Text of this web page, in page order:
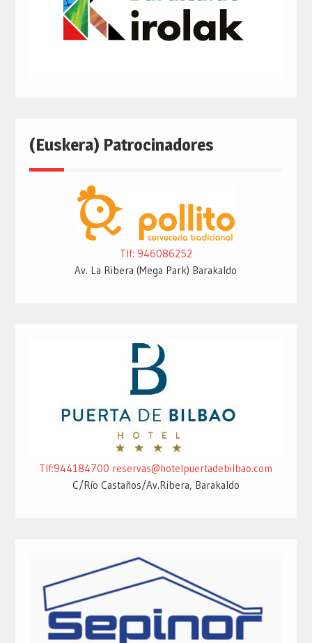
(Euskera) Patrocinadores
Tlf: 946086252
Av. La Ribera (Mega Park) Barakaldo
Tlf:944184700 reservas@hotelpuertadebilbao.com
C/Río Castaños/Av.Ribera, Barakaldo